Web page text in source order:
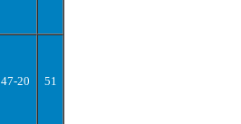
47-20
51